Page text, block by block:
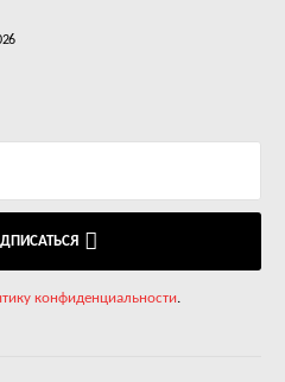
конфиденциальности.